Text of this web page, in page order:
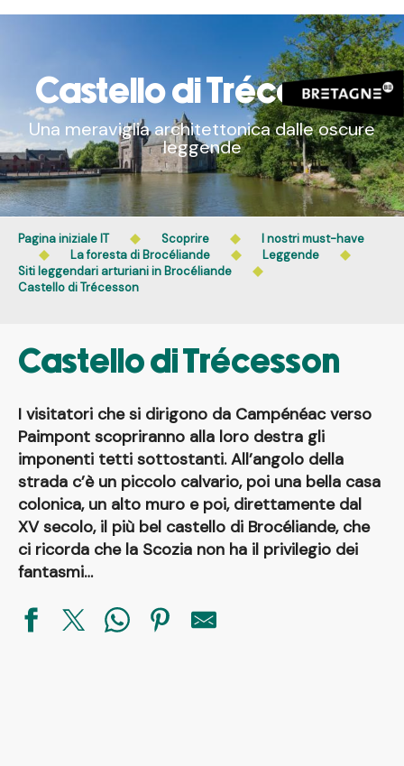
Aller
principalCastello di Trécesson
Una meraviglia architettonica dalle oscure
leggende
Pagina iniziale IT Scoprire
I nostri must-have
La foresta di Brocéliande
Leggende
Siti leggendari arturiani in Brocéliande
Castello di Trécesson
Castello di Trécesson
I visitatori che si dirigono da Campénéac verso
Paimpont scopriranno alla loro destra gli
imponenti tetti sottostanti. All’angolo della
strada c’è un piccolo calvario, poi una bella casa
colonica, un alto muro e poi, direttamente dal
XV secolo, il più bel castello di Brocéliande, che
ci ricorda che la Scozia non ha il privilegio dei
fantasmi…